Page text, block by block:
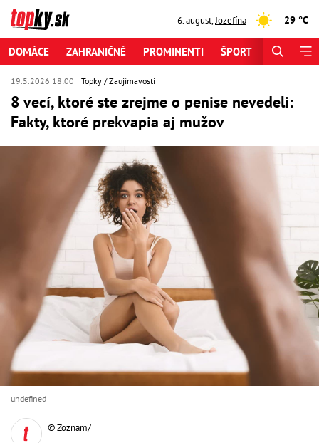
6. august,Jozefína 29 °C
DOMÁCE ZAHRANIČNÉ PROMINENTI ŠPORT
19.5.2026 18:00 Topky Zaujímavosti
8 vecí, ktoré ste zrejme o penise nevedeli:
Fakty, ktoré prekvapia aj mužov
undefined
© Zoznam/